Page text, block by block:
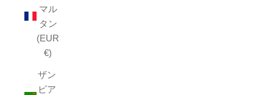
マル
タン
(EUR
€)
ザン
ビア